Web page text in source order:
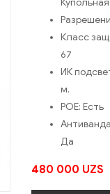
Класс
67
ИК
м.
POE: Есть
Да
480 000 UZS